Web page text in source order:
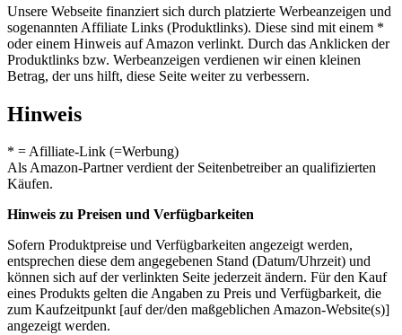
Unsere Webseite finanziert sich durch platzierte Werbeanzeigen und
sogenannten Affiliate Links (Produktlinks). Diese sind mit einem *
oder einem Hinweis auf Amazon verlinkt. Durch das Anklicken der
Produktlinks bzw. Werbeanzeigen verdienen wir einen kleinen
Betrag, der uns hilft, diese Seite weiter zu verbessern.
Hinweis
* = Afilliate-Link (=Werbung)
Als Amazon-Partner verdient der Seitenbetreiber an qualifizierten
Käufen.
Hinweis zu Preisen und Verfügbarkeiten
Sofern Produktpreise und Verfügbarkeiten angezeigt werden,
entsprechen diese dem angegebenen Stand (Datum/Uhrzeit) und
können sich auf der verlinkten Seite jederzeit ändern. Für den Kauf
eines Produkts gelten die Angaben zu Preis und Verfügbarkeit, die
zum Kaufzeitpunkt [auf der/den maßgeblichen Amazon-Website(s)]
angezeigt werden.